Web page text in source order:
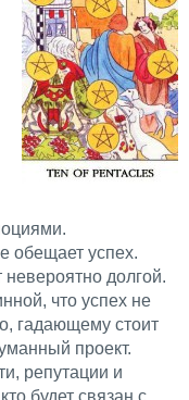
обещает успех.
невероятно долгой.
что успех не
гадающему стоит
проект.
репутации и
будет связан с